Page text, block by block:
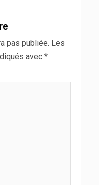
pas publiée. Les
avec *